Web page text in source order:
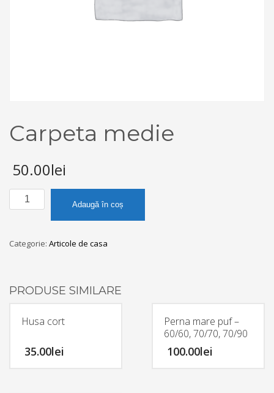
Carpeta medie
50.00lei
Cantitate
Carpeta
Adaugă în coș
Categorie: Articole de casa
PRODUSE SIMILARE
Husa cort
35.00lei
Perna mare puf –
60/60, 70/70, 70/90
100.00lei